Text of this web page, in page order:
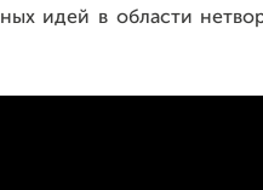
идей в области